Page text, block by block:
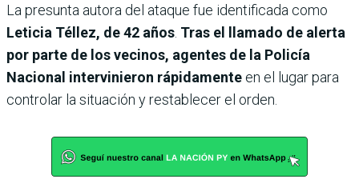
La presunta autora del ataque fue identificada como
Leticia Téllez, de 42 años Tras el llamado de alerta
por parte de los vecinos, agentes de la Policía
Nacional intervinieron rápidamente en el lugar para
controlar la situación y restablecer el orden.